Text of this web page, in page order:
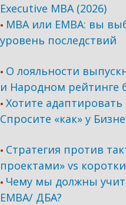
Executive MBA (2026)
• MBA или EMBA: вы
уровень последствий
• О лояльности
и Народном рейтинге
•Хотите
Спросите «как» у
• Стратегия против
проектами» vs
• Чему мы должны
ЕМВА/ ДБА?